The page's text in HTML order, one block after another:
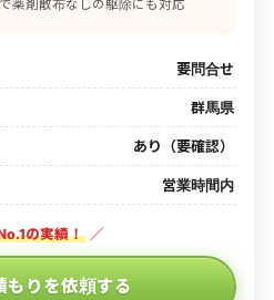
薬剤散布なしの駆除にも対応
要問合せ
群馬県
あり（要確認）
営業時間内
の実績！ ／
もりを依頼する